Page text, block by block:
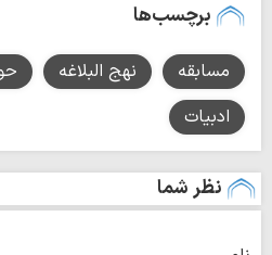
برچسب‌ها
مسابقه نهج البلاغه
ادبیات
نظر شما